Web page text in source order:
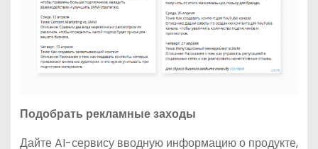
Подобрать рекламные заходы
Дайте AI-сервису вводную информацию о продукте,